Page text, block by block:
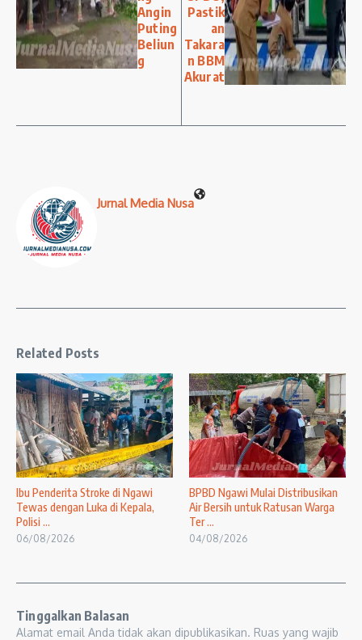
Angin
Puting
Beliun
g
Pastik
an
Takara
n BBM
Akurat
Jurnal Media Nusa
Related Posts
Ibu Penderita Stroke di Ngawi
Tewas dengan Luka di Kepala,
Polisi ...
06/08/2026
BPBD Ngawi Mulai Distribusikan
Air Bersih untuk Ratusan Warga
Ter ...
04/08/2026
Tinggalkan Balasan
Alamat email Anda tidak akan dipublikasikan. Ruas yang wajib